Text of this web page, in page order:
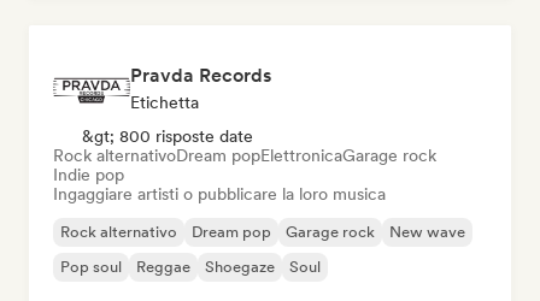
Pravda Records
Etichetta
&gt; 800 risposte date
Rock alternativoDream popElettronicaGarage rock
Indie pop
Ingaggiare artisti o pubblicare la loro musica
Rock alternativo Dream pop Garage rock
New wave
Pop soul
Reggae Shoegaze Soul